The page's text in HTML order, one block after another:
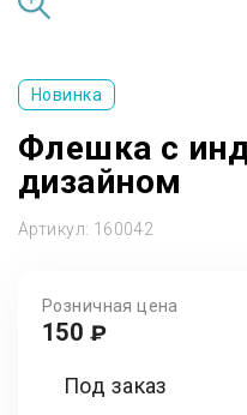
Новинка
Флешка с
дизайном
Артикул: 160042
Розничная цена
150 ₽
Под заказ